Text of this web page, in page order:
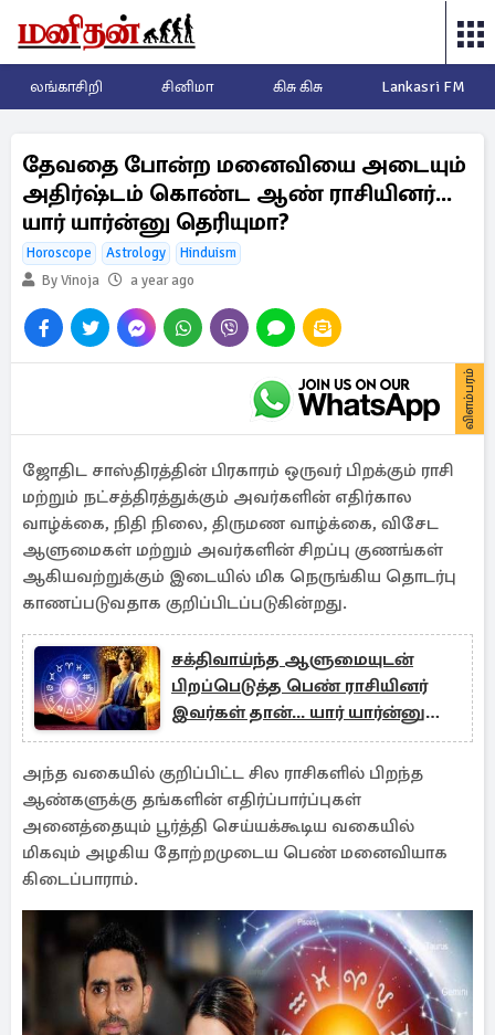
லங்காசிறி சினிமா கிசு கிசு Lankasri FM
தேவதை போன்ற மனைவியை அடையும்
அதிர்ஷ்டம் கொண்ட ஆண் ராசியினர்...
யார் யார்ன்னு தெரியுமா?
Horoscope Astrology
Hinduism
By Vinoja
a year ago
விளம்பரம்
ஜோதிட சாஸ்திரத்தின் பிரகாரம் ஒருவர் பிறக்கும் ராசி
மற்றும் நட்சத்திரத்துக்கும் அவர்களின் எதிர்கால
வாழ்க்கை, நிதி நிலை, திருமண வாழ்க்கை, விசேட
ஆளுமைகள் மற்றும் அவர்களின் சிறப்பு குணங்கள்
ஆகியவற்றுக்கும் இடையில் மிக நெருங்கிய தொடர்பு
காணப்படுவதாக குறிப்பிடப்படுகின்றது.
சக்திவாய்ந்த ஆளுமையுடன்
பிறப்பெடுத்த பெண் ராசியினர்
இவர்கள் தான்... யார் யார்ன்னு
தெரியுமா?
அந்த வகையில் குறிப்பிட்ட சில ராசிகளில் பிறந்த
ஆண்களுக்கு தங்களின் எதிர்ப்பார்ப்புகள்
அனைத்தையும் பூர்த்தி செய்யக்கூடிய வகையில்
மிகவும் அழகிய தோற்றமுடைய பெண் மனைவியாக
கிடைப்பாராம்.